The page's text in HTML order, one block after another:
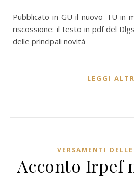
Pubblicato in GU il nuovo TU in materia di versamenti e
riscossione: il testo in pdf del
delle principali novità
LEGGI
VERSAMENTI
Acconto Irpef